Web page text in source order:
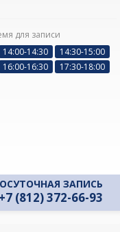
для записи
14:00-14:30
14:30-15:00
16:00-16:30 17:30-18:00
ЗАПИСЬ
+7 (812) 372-66-93